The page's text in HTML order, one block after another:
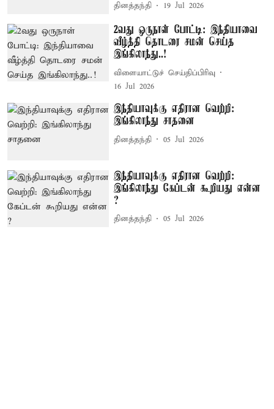
தினத்தந்தி 19 Jul 2026
2வது ஒருநாள் போட்டி: இந்தியாவை
வீழ்த்தி தொடரை சமன் செய்த
இங்கிலாந்து..!
விளையாட்டுச் செய்திப்பிரிவு
16 Jul 2026
இந்தியாவுக்கு எதிரான வெற்றி:
இங்கிலாந்து சாதனை
தினத்தந்தி 05 Jul 2026
இந்தியாவுக்கு எதிரான வெற்றி:
இங்கிலாந்து கேப்டன் கூறியது என்ன
?
தினத்தந்தி 05 Jul 2026